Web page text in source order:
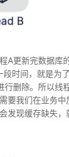
A更新完数据
时间，就是为
行删除。所以线
要我们在业务
发现缓存缺失